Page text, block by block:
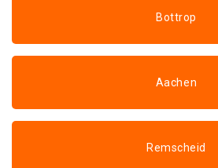
Bottrop
Aachen
Remscheid